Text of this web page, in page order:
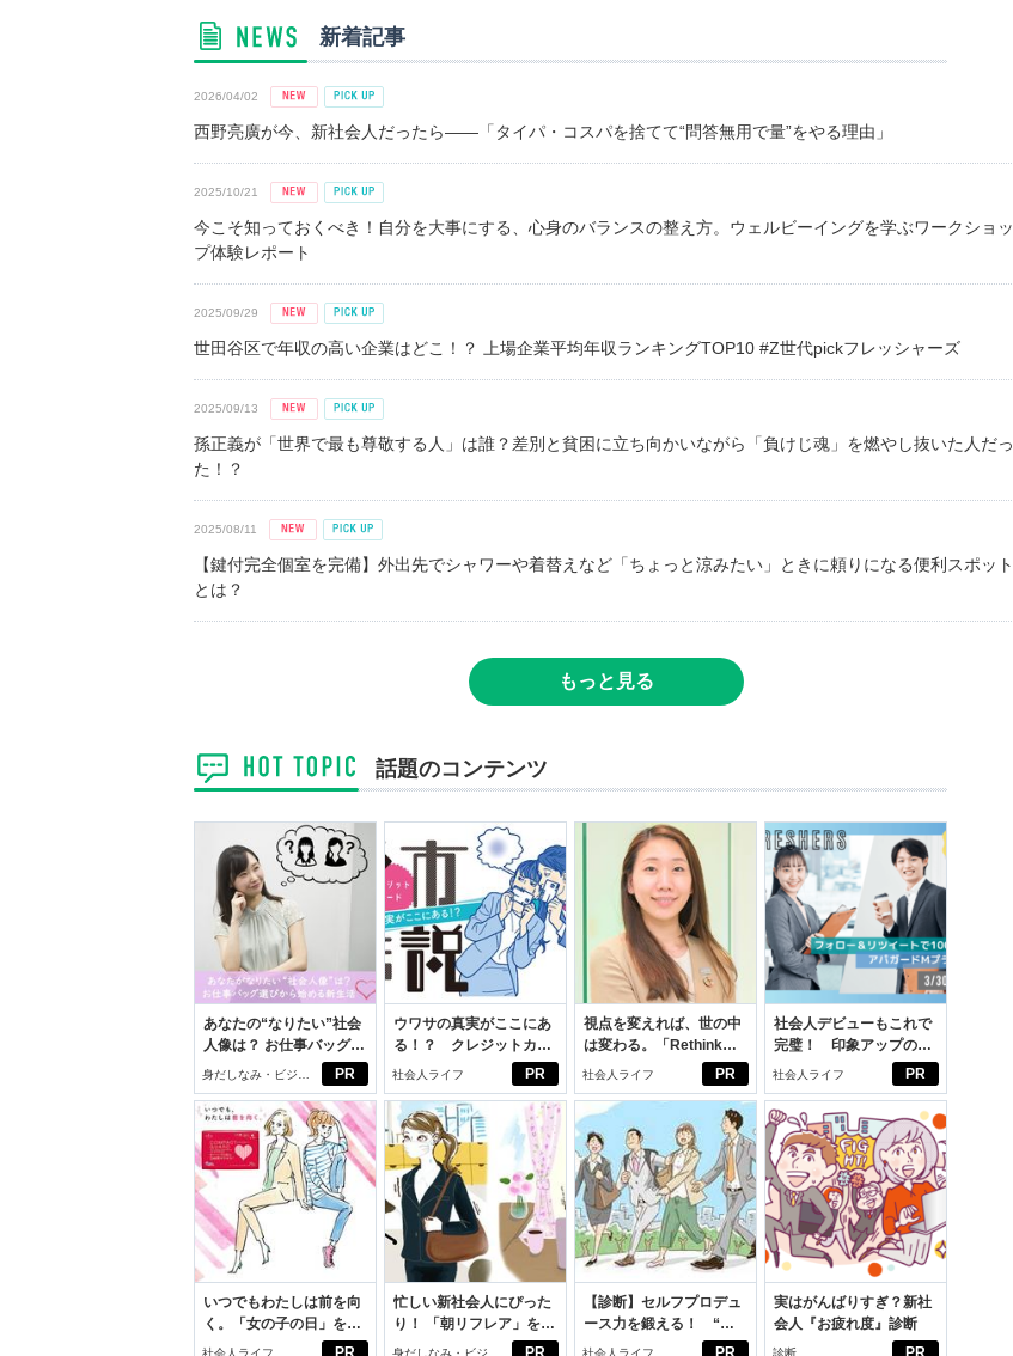
新着記事
2026/04/02
西野亮廣が今、新社会人だったら――「タイパ・コスパを捨てて“問答無用で量”をやる理由」
2025/10/21
今こそ知っておくべき！自分を大事にする、心身のバランスの整え方。ウェルビーイングを学ぶワークショッ
プ体験レポート
2025/09/29
世田谷区で年収の高い企業はどこ！？ 上場企業平均年収ランキングTOP10 #Z世代pickフレッシャーズ
2025/09/13
孫正義が「世界で最も尊敬する人」は誰？差別と貧困に立ち向かいながら「負けじ魂」を燃やし抜いた人だっ
た！？
2025/08/11
【鍵付完全個室を完備】外出先でシャワーや着替えなど「ちょっと涼みたい」ときに頼りになる便利スポット
とは？
もっと見る
話題のコンテンツ
PR
あなたの“なりたい”社会
人像は？ お仕事バッグ選
びから始める新生活
身だしなみ・ビジネ
スアイテム
PR
ウワサの真実がここにあ
る！？ クレジットカー
ドの都市伝説
社会人ライフ PR
視点を変えれば、世の中
は変わる。「Rethink
PROJECT」がつたえた
社会人ライフ PR
社会人デビューもこれで
完璧！ 印象アップのセ
ルフプロデュース術
社会人ライフ
PR
いつでもわたしは前を向
く。「女の子の日」を前
向きに♪社会人エリ・大
社会人ライフ PR
忙しい新社会人にぴった
り！ 「朝リフレア」をは
じめよう。しっかりニオ
身だしなみ・ビジネ PR
【診断】セルフプロデュ
ース力を鍛える！ “ジ
ブン観”診断
社会人ライフ PR
実はがんばりすぎ？新社
会人『お疲れ度』診断
診断